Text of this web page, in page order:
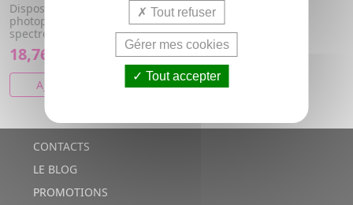
Dispositif médical, émulsion
photoprotectrice à large
spectre.
18,76€
AJOUTER AU PANIER
CONTACTS
LE BLOG
PROMOTIONS
Tout refuser
Gérer mes cookies
Tout accepter